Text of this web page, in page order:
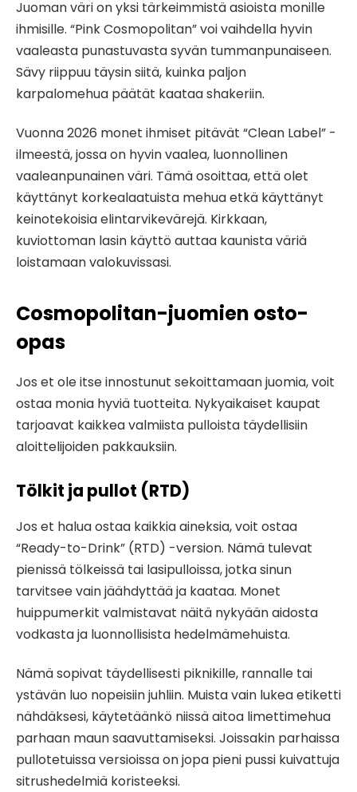
Juoman väri on yksi tärkeimmistä asioista monille
ihmisille. “Pink Cosmopolitan” voi vaihdella hyvin
vaaleasta punastuvasta syvän tummanpunaiseen.
Sävy riippuu täysin siitä, kuinka paljon
karpalomehua päätät kaataa shakeriin.
Vuonna 2026 monet ihmiset pitävät “Clean Label” -
ilmeestä, jossa on hyvin vaalea, luonnollinen
vaaleanpunainen väri. Tämä osoittaa, että olet
käyttänyt korkealaatuista mehua etkä käyttänyt
keinotekoisia elintarvikevärejä. Kirkkaan,
kuviottoman lasin käyttö auttaa kaunista väriä
loistamaan valokuvissasi.
Cosmopolitan-juomien osto-
opas
Jos et ole itse innostunut sekoittamaan juomia, voit
ostaa monia hyviä tuotteita. Nykyaikaiset kaupat
tarjoavat kaikkea valmiista pulloista täydellisiin
aloittelijoiden pakkauksiin.
Tölkit ja pullot (RTD)
Jos et halua ostaa kaikkia aineksia, voit ostaa
“Ready-to-Drink” (RTD) -version. Nämä tulevat
pienissä tölkeissä tai lasipulloissa, jotka sinun
tarvitsee vain jäähdyttää ja kaataa. Monet
huippumerkit valmistavat näitä nykyään aidosta
vodkasta ja luonnollisista hedelmämehuista.
Nämä sopivat täydellisesti piknikille, rannalle tai
ystävän luo nopeisiin juhliin. Muista vain lukea etiketti
nähdäksesi, käytetäänkö niissä aitoa limettimehua
parhaan maun saavuttamiseksi. Joissakin parhaissa
pullotetuissa versioissa on jopa pieni pussi kuivattuja
sitrushedelmiä koristeeksi.